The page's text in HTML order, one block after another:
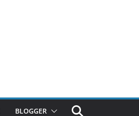
BLOGGER